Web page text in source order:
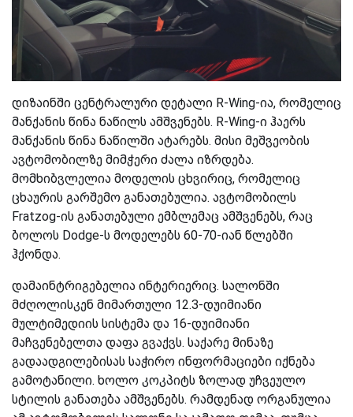
დიზაინში ცენტრალური დეტალი R-Wing-ია, რომელიც
მანქანის წინა ნაწილს ამშვენებს. R-Wing-ი ჰაერს
მანქანის წინა ნაწილში ატარებს. მისი მეშვეობის
ავტომობილზე მიმჭერი ძალა იზრდება.
მომხიბვლელია მოდელის ცხვირიც, რომელიც
ცხაურის გარშემო განათებულია. ავტომობილს
Fratzog-ის განათებული ემბლემაც ამშვენებს, რაც
ბოლოს Dodge-ს მოდელებს 60-70-იან წლებში
ჰქონდა.
დამაინტრიგებელია ინტერიერიც. სალონში
მძღოლისკენ მიმართული 12.3-დუიმიანი
მულტიმედიის სისტემა და 16-დუიმიანი
მაჩვენებელთა დაფა გვაქვს. საქარე მინაზე
გადაადგილებისას საჭირო ინფორმაციები იქნება
გამოტანილი. ხოლო კოკპიტს ზოლად უჩვეულო
სტილის განათება ამშვენებს. რამდენად ორგანულია